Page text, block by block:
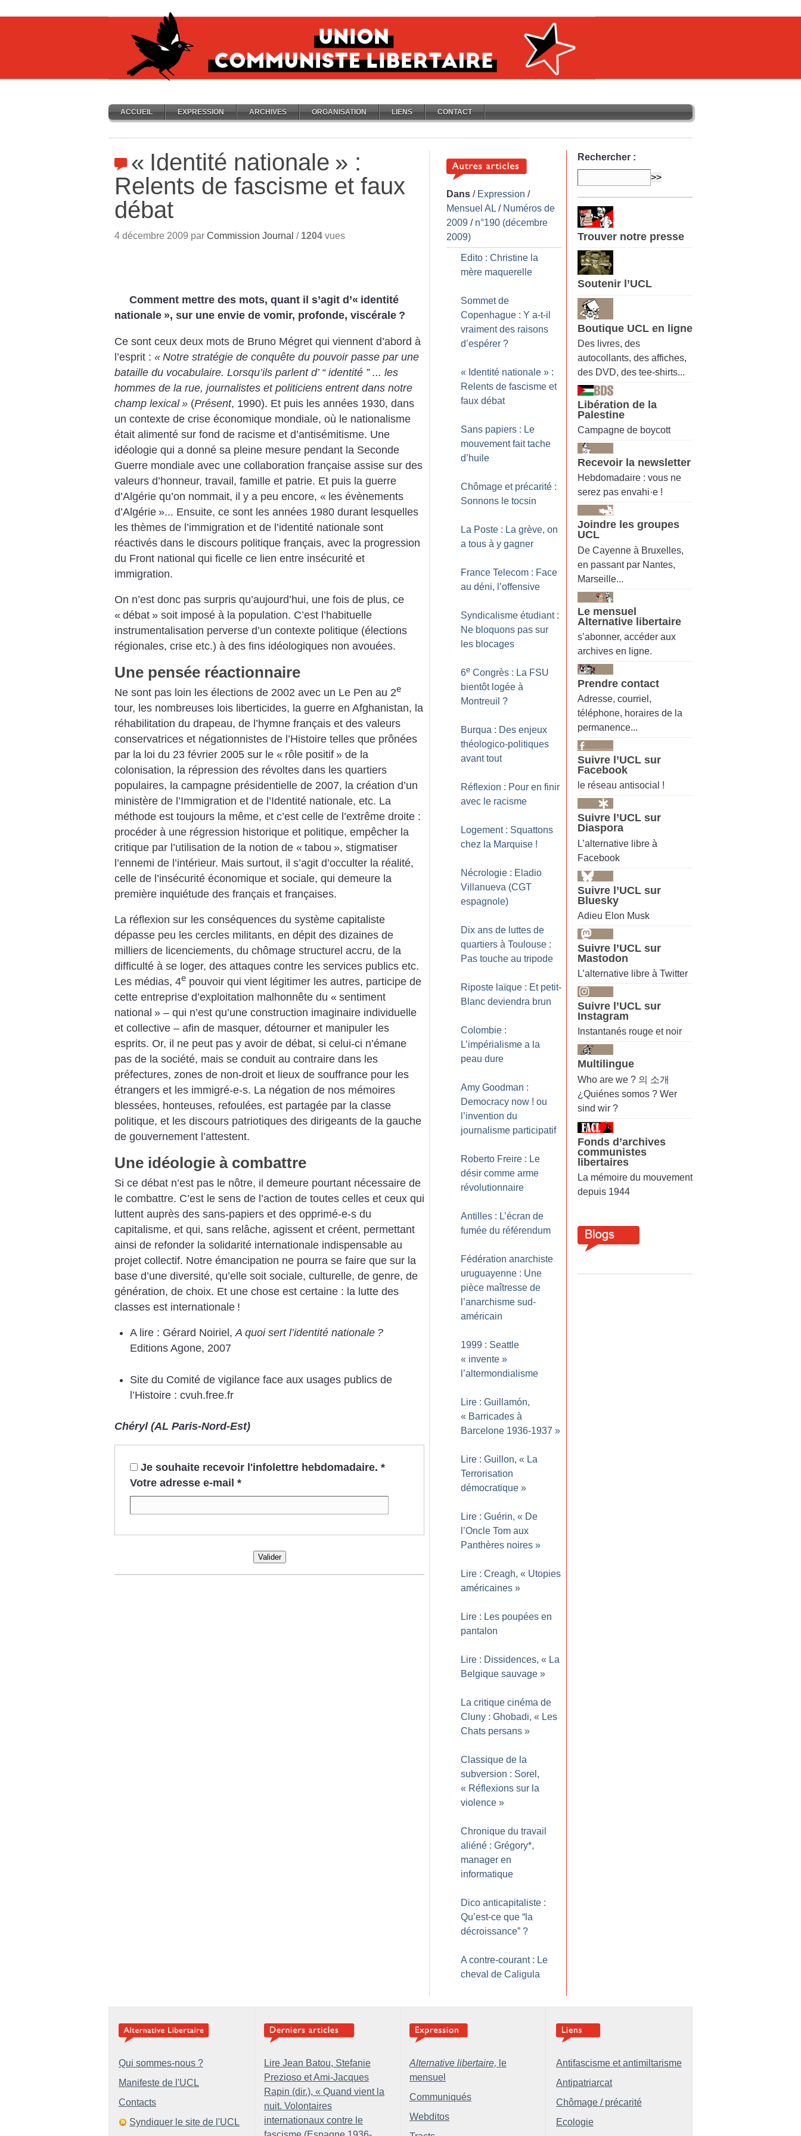
ACCUEIL EXPRESSION ARCHIVES ORGANISATION LIENS CONTACT
« Identité nationale » :
Relents de fascisme et faux
débat
4 décembre 2009 par Commission Journal / 1204 vues
Comment mettre des mots, quant il s’agit d’« identité
nationale », sur une envie de vomir, profonde, viscérale ?
Ce sont ceux deux mots de Bruno Mégret qui viennent d’abord à
l’esprit : « Notre stratégie de conquête du pouvoir passe par une
bataille du vocabulaire. Lorsqu’ils parlent d’ “ identité ” ... les
hommes de la rue, journalistes et politiciens entrent dans notre
champ lexical » (Présent, 1990). Et puis les années 1930, dans
un contexte de crise économique mondiale, où le nationalisme
était alimenté sur fond de racisme et d’antisémitisme. Une
idéologie qui a donné sa pleine mesure pendant la Seconde
Guerre mondiale avec une collaboration française assise sur des
valeurs d’honneur, travail, famille et patrie. Et puis la guerre
d’Algérie qu’on nommait, il y a peu encore, « les évènements
d’Algérie »... Ensuite, ce sont les années 1980 durant lesquelles
les thèmes de l’immigration et de l’identité nationale sont
réactivés dans le discours politique français, avec la progression
du Front national qui ficelle ce lien entre insécurité et
immigration.
On n’est donc pas surpris qu’aujourd’hui, une fois de plus, ce
« débat » soit imposé à la population. C’est l’habituelle
instrumentalisation perverse d’un contexte politique (élections
régionales, crise etc.) à des fins idéologiques non avouées.
Une pensée réactionnaire
Ne sont pas loin les élections de 2002 avec un Le Pen au 2e
tour, les nombreuses lois liberticides, la guerre en Afghanistan, la
réhabilitation du drapeau, de l’hymne français et des valeurs
conservatrices et négationnistes de l’Histoire telles que prônées
par la loi du 23 février 2005 sur le « rôle positif » de la
colonisation, la répression des révoltes dans les quartiers
populaires, la campagne présidentielle de 2007, la création d’un
ministère de l’Immigration et de l’Identité nationale, etc. La
méthode est toujours la même, et c’est celle de l’extrême droite :
procéder à une régression historique et politique, empêcher la
critique par l’utilisation de la notion de « tabou », stigmatiser
l’ennemi de l’intérieur. Mais surtout, il s’agit d’occulter la réalité,
celle de l’insécurité économique et sociale, qui demeure la
première inquiétude des français et françaises.
La réflexion sur les conséquences du système capitaliste
dépasse peu les cercles militants, en dépit des dizaines de
milliers de licenciements, du chômage structurel accru, de la
difficulté à se loger, des attaques contre les services publics etc.
Les médias, 4e pouvoir qui vient légitimer les autres, participe de
cette entreprise d’exploitation malhonnête du « sentiment
national » – qui n’est qu’une construction imaginaire individuelle
et collective – afin de masquer, détourner et manipuler les
esprits. Or, il ne peut pas y avoir de débat, si celui-ci n’émane
pas de la société, mais se conduit au contraire dans les
préfectures, zones de non-droit et lieux de souffrance pour les
étrangers et les immigré-e-s. La négation de nos mémoires
blessées, honteuses, refoulées, est partagée par la classe
politique, et les discours patriotiques des dirigeants de la gauche
de gouvernement l’attestent.
Une idéologie à combattre
Si ce débat n’est pas le nôtre, il demeure pourtant nécessaire de
le combattre. C’est le sens de l’action de toutes celles et ceux qui
luttent auprès des sans-papiers et des opprimé-e-s du
capitalisme, et qui, sans relâche, agissent et créent, permettant
ainsi de refonder la solidarité internationale indispensable au
projet collectif. Notre émancipation ne pourra se faire que sur la
base d’une diversité, qu’elle soit sociale, culturelle, de genre, de
génération, de choix. Et une chose est certaine : la lutte des
classes est internationale !
A lire : Gérard Noiriel,A quoi sert l’identité nationale ?
Editions Agone, 2007
Site du Comité de vigilance face aux usages publics de
l’Histoire : cvuh.free.fr
Chéryl (AL Paris-Nord-Est)
Je souhaite recevoir l'infolettre hebdomadaire. *
Votre adresse e-mail *
Valider
Dans / Expression /
Mensuel AL / Numéros de
2009 / n°190 (décembre
2009)
Edito : Christine la
mère maquerelle
Sommet de
Copenhague : Y a-t-il
vraiment des raisons
d’espérer ?
« Identité nationale » :
Relents de fascisme et
faux débat
Sans papiers : Le
mouvement fait tache
d’huile
Chômage et précarité :
Sonnons le tocsin
La Poste : La grève, on
a tous à y gagner
France Telecom : Face
au déni, l’offensive
Syndicalisme étudiant :
Ne bloquons pas sur
les blocages
6e Congrès : La FSU
bientôt logée à
Montreuil ?
Burqua : Des enjeux
théologico-politiques
avant tout
Réflexion : Pour en finir
avec le racisme
Logement : Squattons
chez la Marquise !
Nécrologie : Eladio
Villanueva (CGT
espagnole)
Dix ans de luttes de
quartiers à Toulouse :
Pas touche au tripode
Riposte laïque : Et petit-
Blanc deviendra brun
Colombie :
L’impérialisme a la
peau dure
Amy Goodman :
Democracy now ! ou
l’invention du
journalisme participatif
Roberto Freire : Le
désir comme arme
révolutionnaire
Antilles : L’écran de
fumée du référendum
Fédération anarchiste
uruguayenne : Une
pièce maîtresse de
l’anarchisme sud-
américain
1999 : Seattle
« invente »
l’altermondialisme
Lire : Guillamón,
« Barricades à
Barcelone 1936-1937 »
Lire : Guillon, « La
Terrorisation
démocratique »
Lire : Guérin, « De
l’Oncle Tom aux
Panthères noires »
Lire : Creagh, « Utopies
américaines »
Lire : Les poupées en
pantalon
Lire : Dissidences, « La
Belgique sauvage »
La critique cinéma de
Cluny : Ghobadi, « Les
Chats persans »
Classique de la
subversion : Sorel,
« Réflexions sur la
violence »
Chronique du travail
aliéné : Grégory*,
manager en
informatique
Dico anticapitaliste :
Qu’est-ce que “la
décroissance” ?
A contre-courant : Le
cheval de Caligula
Rechercher :
Trouver notre presse
Soutenir l’UCL
Boutique UCL en ligne
Des livres, des
autocollants, des affiches,
des DVD, des tee-shirts...
Libération de la
Palestine
Campagne de boycott
Recevoir la newsletter
Hebdomadaire : vous ne
serez pas envahi·e !
Joindre les groupes
UCL
De Cayenne à Bruxelles,
en passant par Nantes,
Marseille...
Le mensuel
Alternative libertaire
s’abonner, accéder aux
archives en ligne.
Prendre contact
Adresse, courriel,
téléphone, horaires de la
permanence...
Suivre l’UCL sur
Facebook
le réseau antisocial !
Suivre l’UCL sur
Diaspora
L’alternative libre à
Facebook
Suivre l’UCL sur
Bluesky
Adieu Elon Musk
Suivre l’UCL sur
Mastodon
L’alternative libre à Twitter
Suivre l’UCL sur
Instagram
Instantanés rouge et noir
Multilingue
Who are we ? 의 소개
¿Quiénes somos ? Wer
sind wir ?
Fonds d’archives
communistes
libertaires
La mémoire du mouvement
depuis 1944
Qui sommes-nous ?
Manifeste de l'UCL
Contacts
Syndiquer le site de l'UCL
Lire Jean Batou, Stefanie
Prezioso et Ami-Jacques
Rapin (dir.), « Quand vient la
nuit. Volontaires
internationaux contre le
Alternative libertaire, le
mensuel
Communiqués
Webditos
Antifascisme et antimiltarisme
Antipatriarcat
Chômage / précarité
Ecologie